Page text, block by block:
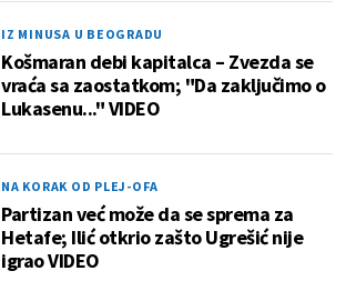
IZ MINUSA U BEOGRADU
Košmaran debi kapitalca – Zvezda se
vraća sa zaostatkom; "Da zaključimo o
Lukasenu..." VIDEO
NA KORAK OD PLEJ-OFA
Partizan već može da se sprema za
Hetafe; Ilić otkrio zašto Ugrešić nije
igrao VIDEO